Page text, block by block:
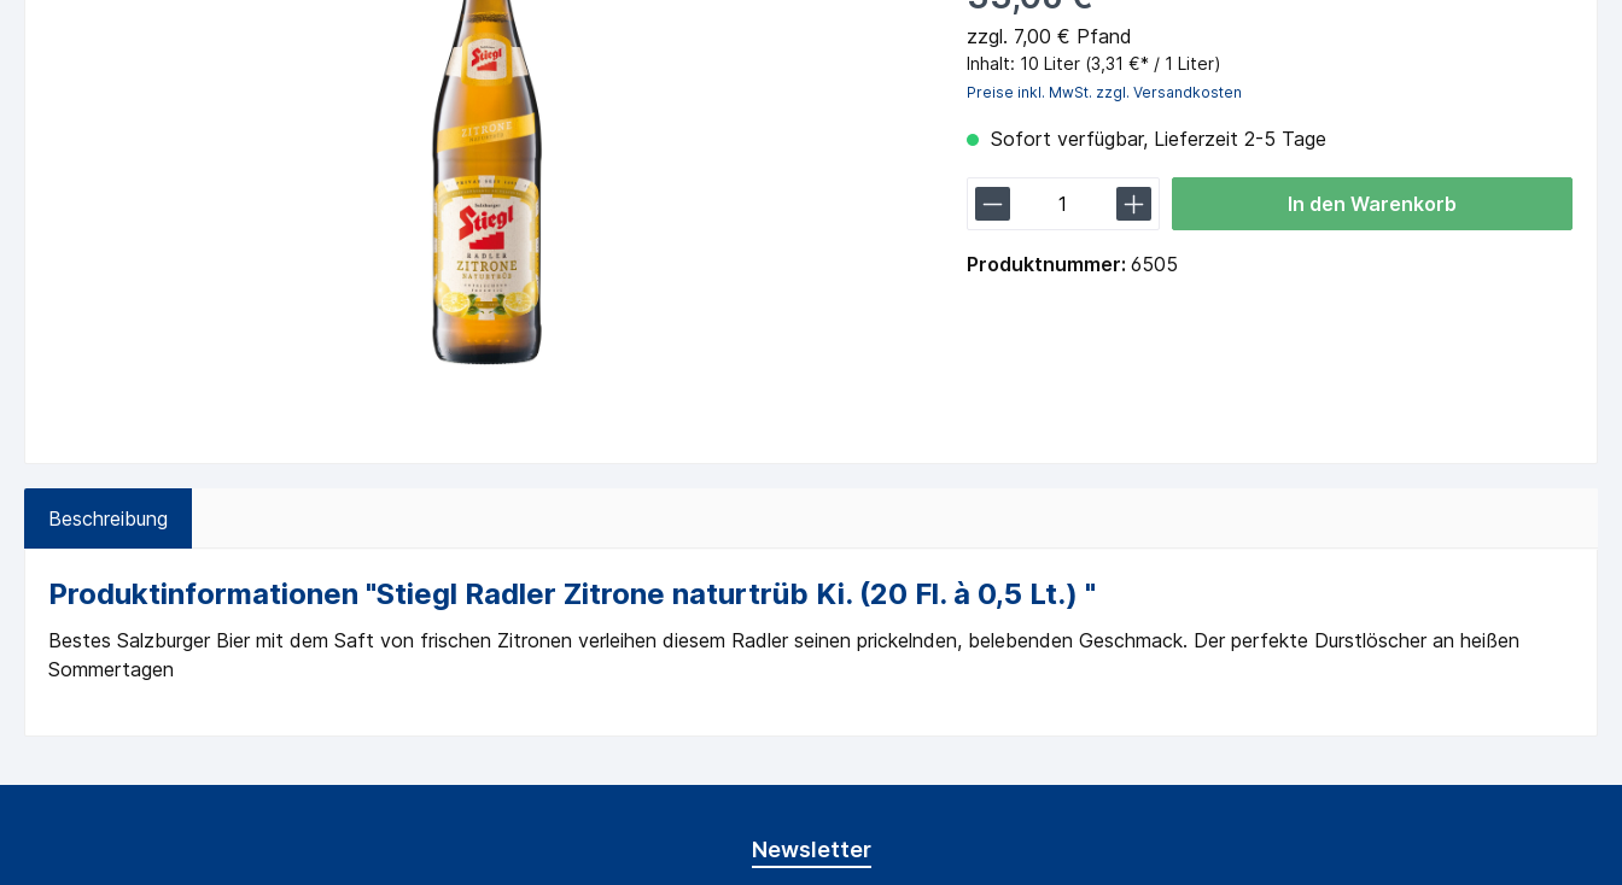
zzgl. 7,00 € Pfand
Inhalt: 10 Liter (3,31 €* / 1 Liter)
Preise inkl. MwSt. zzgl. Versandkosten
Sofort verfügbar, Lieferzeit 2-5 Tage
In den Warenkorb
Produktnummer: 6505
Beschreibung
Produktinformationen "Stiegl Radler Zitrone naturtrüb Ki. (20 Fl. à 0,5 Lt.) "
Bestes Salzburger Bier mit dem Saft von frischen Zitronen verleihen diesem Radler seinen prickelnden, belebenden Geschmack. Der perfekte Durstlöscher an heißen
Sommertagen
Newsletter